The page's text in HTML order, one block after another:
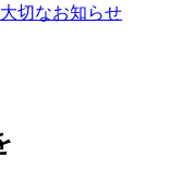
切なお知らせ